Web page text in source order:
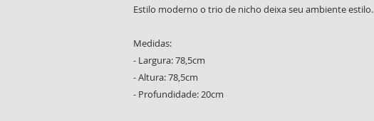
Estilo moderno o trio de nicho deixa seu ambiente estilo.
Medidas:
- Largura: 78,5cm
- Altura: 78,5cm
- Profundidade: 20cm